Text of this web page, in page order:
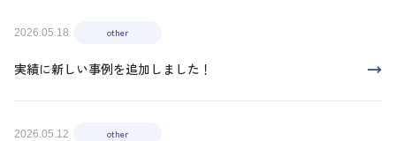
2026.05.18 other
実績に新しい事例を追加しました！
2026.05.12 other